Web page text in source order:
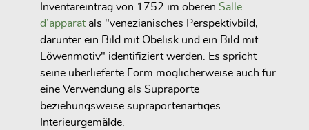
Inventareintrag von 1752 im oberen Salle
d’apparatals "venezianisches Perspektivbild,
darunter ein Bild mit Obelisk und ein Bild mit
Löwenmotiv" identifiziert werden. Es spricht
seine überlieferte Form möglicherweise auch für
eine Verwendung als Supraporte
beziehungsweise supraportenartiges
Interieurgemälde.